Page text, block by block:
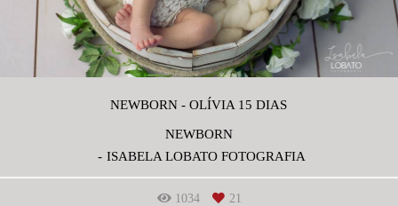
NEWBORN - OLÍVIA 15 DIAS
NEWBORN
ISABELA LOBATO FOTOGRAFIA
1034 21